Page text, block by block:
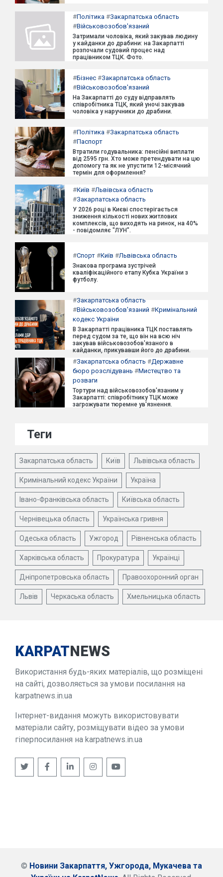
#Політика #Закарпатська область
#Військовозобов'язаний
Затримали чоловіка, який закував людину
у кайданки до драбини: на Закарпатті
розпочали судовий процес над
працівником ТЦК. Фото.
#Бізнес #Закарпатська область
#Військовозобов'язаний
На Закарпатті до суду відправлять
співробітника ТЦК, який уночі закував
чоловіка у наручники до драбини.
#Політика #Закарпатська область
#Паспорт
Втратили годувальника: пенсійні виплати
від 2595 грн. Хто може претендувати на цю
допомогу та як не упустити 12-місячний
термін для оформлення?
#Київ #Львівська область
#Закарпатська область
У 2026 році в Києві спостерігається
зниження кількості нових житлових
комплексів, що виходять на ринок, на 40%
- повідомляє "ЛУН".
#Спорт #Київ #Львівська область
Знакова програма зустрічей
кваліфікаційного етапу Кубка України з
футболу.
#Закарпатська область
#Військовозобов'язаний #Кримінальний
кодекс України
В Закарпатті працівника ТЦК поставлять
перед судом за те, що він на всю ніч
закував військовозобов'язаного в
кайданки, прикувавши його до драбини.
#Закарпатська область #Державне
бюро розслідувань #Мистецтво та
розваги
Тортури над військовозобов'язаним у
Закарпатті: співробітнику ТЦК може
загрожувати тюремне ув'язнення.
Теги
Закарпатська область Київ Львівська область
Кримінальний кодекс України Україна
Івано-Франківська область Київська область
Чернівецька область Українська гривня
Одеська область Ужгород Рівненська область
Харківська область Прокуратура Українці
Дніпропетровська область Правоохоронний орган
Львів Черкаська область Хмельницька область
KARPATNEWS
Використання будь-яких матеріалів, що розміщені
на сайті, дозволяється за умови посилання на
karpatnews.in.ua
Інтернет-видання можуть використовувати
матеріали сайту, розміщувати відео за умови
гіперпосилання на karpatnews.in.ua
© Новини Закарпаття, Ужгорода, Мукачева та